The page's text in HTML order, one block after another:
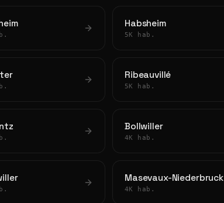
Habsheim
5K hab.
Ribeauvillé
5K hab.
Bollwiller
4K hab.
Masevaux-Niederbruck
4K hab.